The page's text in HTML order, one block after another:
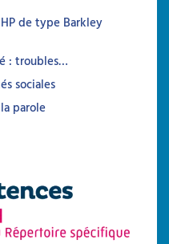
de type Barkley
: troubles…
sociales
parole